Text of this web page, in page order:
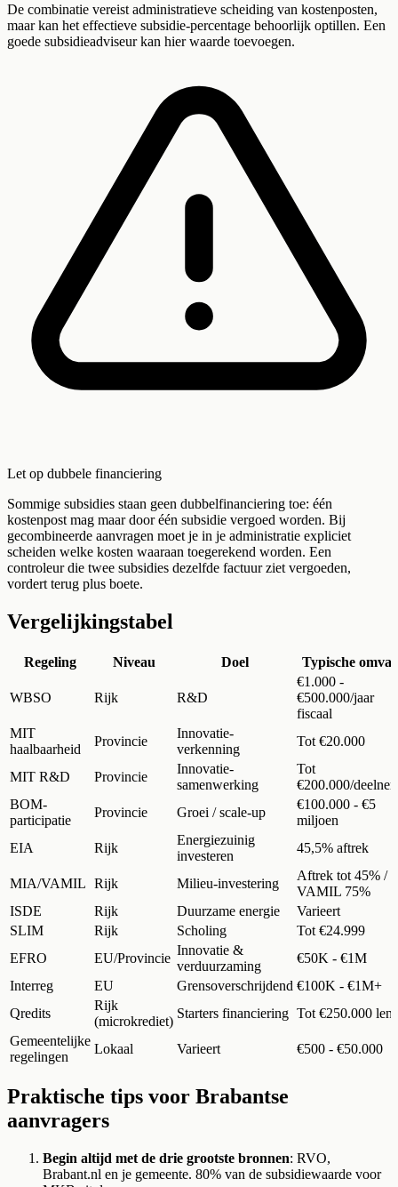
De combinatie vereist administratieve scheiding van kostenposten,
maar kan het effectieve subsidie-percentage behoorlijk optillen. Een
goede subsidieadviseur kan hier waarde toevoegen.
Let op dubbele financiering
Sommige subsidies staan geen dubbelfinanciering toe: één
kostenpost mag maar door één subsidie vergoed worden. Bij
gecombineerde aanvragen moet je in je administratie expliciet
scheiden welke kosten waaraan toegerekend worden. Een
controleur die twee subsidies dezelfde factuur ziet vergoeden,
vordert terug plus boete.
Vergelijkingstabel
Regeling Niveau Doel Typische
WBSO Rijk R&D
€1.000 -
€500.000/jaar
fiscaal
MIT
haalbaarheid
Provincie
Innovatie-
verkenning
Tot €20.000
MIT R&D Provincie
Innovatie-
samenwerking
Tot
€200.000/
BOM-
participatie
Provincie Groei / scale-up
€100.000 - €5
miljoen
EIA
Rijk
Energiezuinig
investeren
45,5% aftrek
MIA/VAMIL Rijk Milieu-investering
Aftrek tot 45% /
VAMIL 75%
ISDE
Rijk Duurzame energie
Varieert
SLIM
Rijk Scholing
Tot €24.999
EFRO
EU/Provincie
Innovatie &
verduurzaming
€50K - €1M
Interreg
EU Grensoverschrijdend €100K - €1M+
Qredits
Rijk
(microkrediet)
Starters financiering Tot €250.000
Gemeentelijke
regelingen
Lokaal Varieert €500 - €50.000
Praktische tips voor Brabantse
aanvragers
Begin altijd met de drie grootste bronnen: RVO,
Brabant.nl en je gemeente. 80% van de subsidiewaarde voor